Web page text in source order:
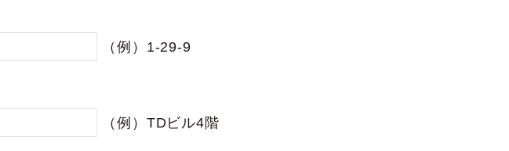
（例）1-29-9
（例）TDビル4階